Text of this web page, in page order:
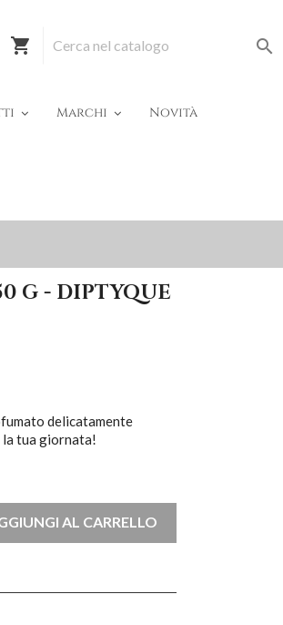
shopping_cart 
Marchi Novità
G - DIPTYQUE
delicatamente
tua giornata!
AL CARRELLO